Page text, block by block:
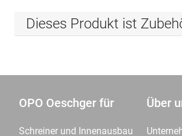
Dieses Produkt ist
OPO Oeschger für
Schreiner und Innenausbau
Über